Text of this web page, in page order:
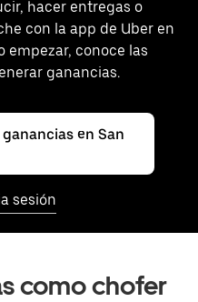
hacer entregas o
con la app de Uber en
empezar, conoce las
ganancias.
en San
sesión
como chofer